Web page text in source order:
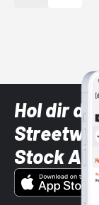
Hol dir
Stock